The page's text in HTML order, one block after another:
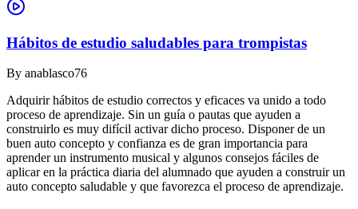
Hábitos de estudio saludables para trompistas
By anablasco76
Adquirir hábitos de estudio correctos y eficaces va unido a todo
proceso de aprendizaje. Sin un guía o pautas que ayuden a
construirlo es muy difícil activar dicho proceso. Disponer de un
buen auto concepto y confianza es de gran importancia para
aprender un instrumento musical y algunos consejos fáciles de
aplicar en la práctica diaria del alumnado que ayuden a construir un
auto concepto saludable y que favorezca el proceso de aprendizaje.